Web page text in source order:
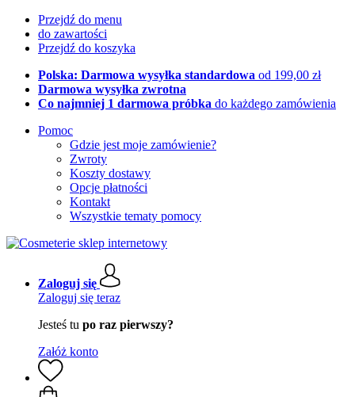
Przejdź do menu
do zawartości
Przejdź do koszyka
Polska: Darmowa wysyłka standardowa od 199,00 zł
Darmowa wysyłka zwrotna
Co najmniej 1 darmowa próbka do każdego zamówienia
Pomoc
Gdzie jest moje zamówienie?
Zwroty
Koszty dostawy
Opcje płatności
Kontakt
Wszystkie tematy pomocy
Zaloguj się
Zaloguj się teraz
Jesteś tu po raz pierwszy?
Załóż konto